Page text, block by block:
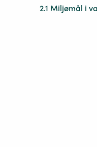
2.1 Miljømål i